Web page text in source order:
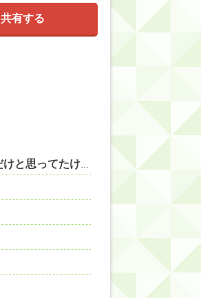
共有する
【VTuber】Google Play「選抜！推しナイン発表会」出演者発表！『にじだけと思ってたけど座長と除夜のケツおるやんけ』 他